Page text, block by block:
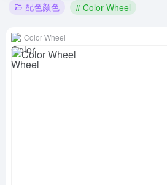
配色颜色 # Color Wheel
Color Wheel